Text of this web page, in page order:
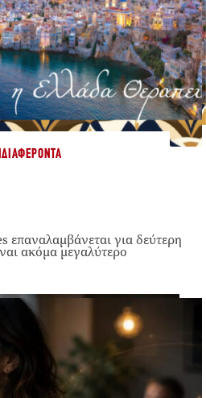
για δεύτερη
ακόμα μεγαλύτερο